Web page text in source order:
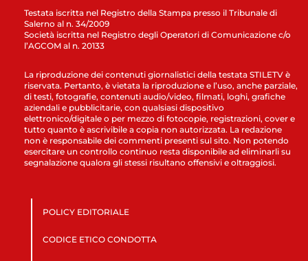
Testata iscritta nel Registro della Stampa presso il Tribunale di
Salerno al n. 34/2009
Società iscritta nel Registro degli Operatori di Comunicazione c/o
l’AGCOM al n. 20133
La riproduzione dei contenuti giornalistici della testata STILETV è
riservata. Pertanto, è vietata la riproduzione e l’uso, anche parziale,
di testi, fotografie, contenuti audio/video, filmati, loghi, grafiche
aziendali e pubblicitarie, con qualsiasi dispositivo
elettronico/digitale o per mezzo di fotocopie, registrazioni, cover e
tutto quanto è ascrivibile a copia non autorizzata. La redazione
non è responsabile dei commenti presenti sul sito. Non potendo
esercitare un controllo continuo resta disponibile ad eliminarli su
segnalazione qualora gli stessi risultano offensivi e oltraggiosi.
POLICY EDITORIALE
CODICE ETICO CONDOTTA